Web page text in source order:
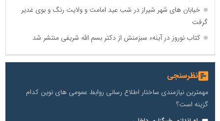
خیابان های شهر شیراز در شب عید امامت و ولایت رنگ و بوی غدیر
گرفت
کتاب نوروز در آینهء سبزمنش از دکتر بسم الله شریفی منتشر شد
نظرسنجی
مهمترین نیازمندی ساختار اطلاع رسانی روابط عمومی های نوین کدام
گزینه است؟